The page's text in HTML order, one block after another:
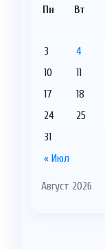
Август 2026
Пн Вт
« Июл
3
4
10
11
17
18
24
25
31